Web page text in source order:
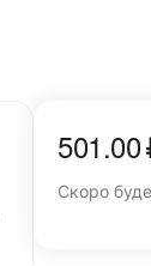
501.00
Скоро